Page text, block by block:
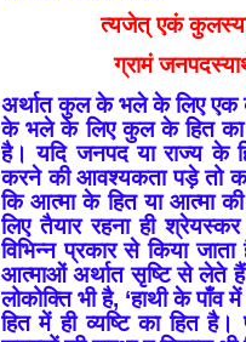
त्यजेत् एकं
ग्रामं
अर्थात कुल के भले के लिए एक
के भले के लिए कुल के हित का
है। यदि जनपद या राज्य के
करने की आवश्यकता पड़े तो
कि आत्मा के हित या आत्मा
लिए तैयार रहना ही श्रेयस्कर
विभिन्न प्रकार से किया
आत्माओं अर्थात सृष्टि से लेते
लोकोक्ति भी है, ‘हाथी के
हित में ही व्यष्टि का हित है।